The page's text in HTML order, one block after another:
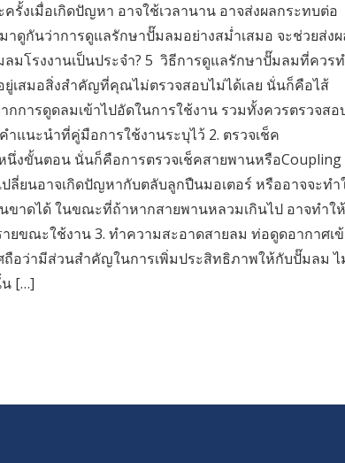
งเมื่อเกิดปัญหา อาจใช้เวลานาน อาจส่งผลกระทบต่อ
ดูกันว่าการดูแลรักษาปั๊มลมอย่างสม่ำเสมอ จะช่วยส่ง
มโรงงานเป็นประจำ? 5 วิธีการดูแลรักษาปั๊มลมที่ควร
ยู่เสมอสิ่งสำคัญที่คุณไม่ตรวจสอบไม่ได้เลย นั่นก็คือไส้
กการดูดลมเข้าไปอัดในการใช้งาน รวมทั้งควรตรวจสอ
แนะนำที่คู่มือการใช้งานระบุไว้ 2. ตรวจเช็ค
ขั้นตอน นั่นก็คือการตรวจเช็คสายพานหรือCoupling
ลี่ยนอาจเกิดปัญหากับตลับลูกปืนมอเตอร์ หรืออาจจะทำ
าดได้ ในขณะที่ถ้าหากสายพานหลวมเกินไป อาจทำให้
ขณะใช้งาน 3. ทำความสะอาดสายลม ท่อดูดอากาศเ
อว่ามีส่วนสำคัญในการเพิ่มประสิทธิภาพให้กับปั๊มลม ไ
น […]